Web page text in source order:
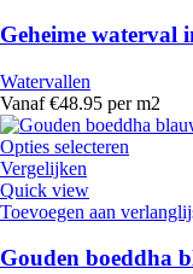
Geheime waterval
Watervallen
Vanaf €48.95 per m2
Opties selecteren
Vergelijken
Quick view
Toevoegen aan
Gouden boeddha